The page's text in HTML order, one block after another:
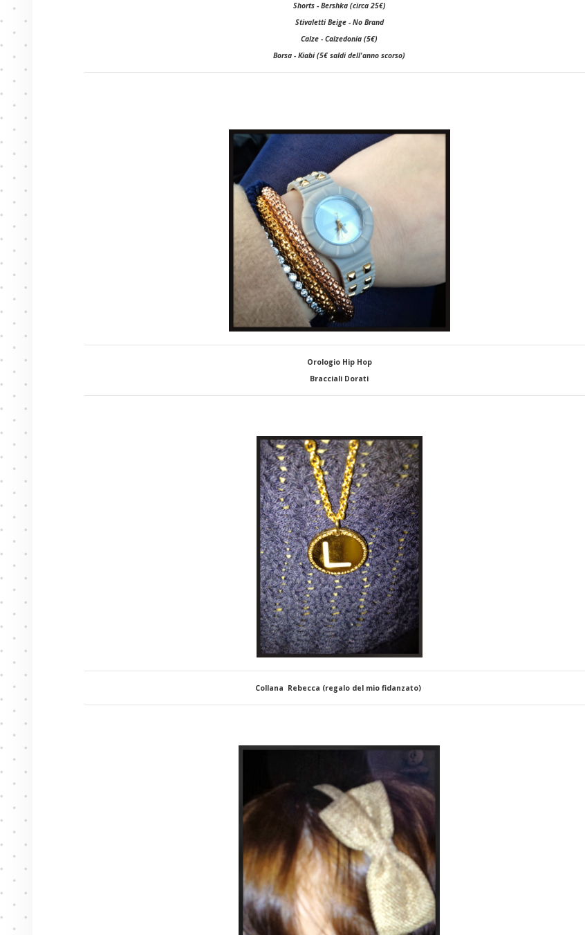
Shorts - Bershka (circa 25€)
Stivaletti Beige - No Brand
Calze - Calzedonia (5€)
Borsa - Kiabi (5€ saldi dell'anno scorso)
Orologio Hip Hop
Bracciali Dorati
Collana Rebecca (regalo del mio fidanzato)